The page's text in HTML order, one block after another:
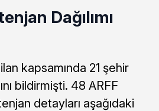
Dağılımı
kapsamında 21 şehir
bildirmişti. 48 ARFF
detayları aşağıdaki